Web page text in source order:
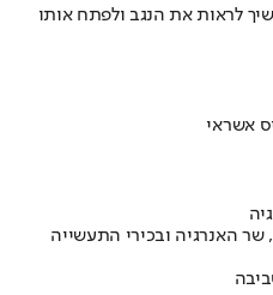
לראות את הנגב ולפתח אותו
האנרגיה ובכירי התעשייה